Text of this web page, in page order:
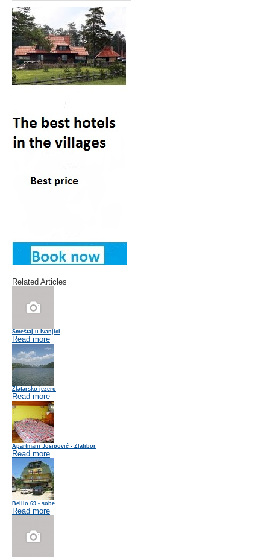
Related Articles
Smeštaj u Ivanjici
Read more
Zlatarsko jezero
Read more
Apartmani Josipović - Zlatibor
Read more
Belilo 69 - sobe
Read more